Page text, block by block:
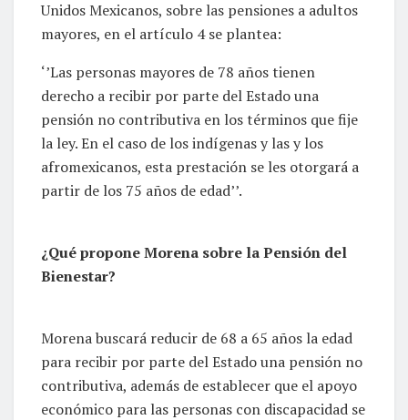
Unidos Mexicanos, sobre las pensiones a adultos
mayores, en el artículo 4 se plantea:
‘’Las personas mayores de 78 años tienen
derecho a recibir por parte del Estado una
pensión no contributiva en los términos que fije
la ley. En el caso de los indígenas y las y los
afromexicanos, esta prestación se les otorgará a
partir de los 75 años de edad’’.
¿Qué propone Morena sobre la Pensión del
Bienestar?
Morena buscará reducir de 68 a 65 años la edad
para recibir por parte del Estado una pensión no
contributiva, además de establecer que el apoyo
económico para las personas con discapacidad se